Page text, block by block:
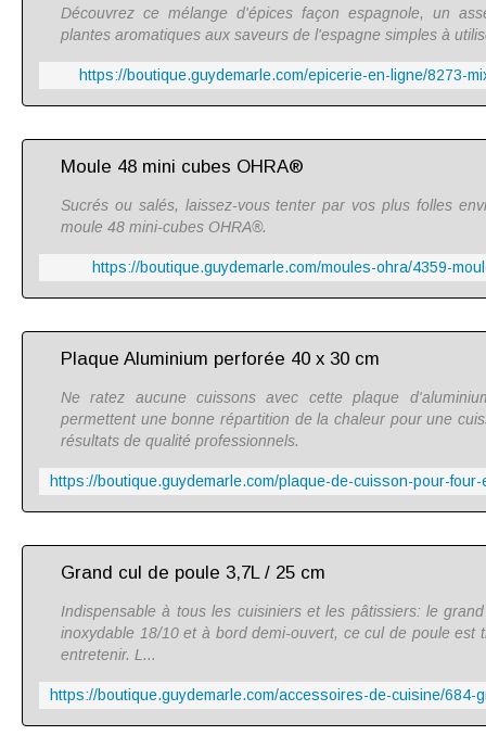
Découvrez ce mélange d'épices façon espagnole, un
plantes aromatiques aux saveurs de l'espagne simples à
https://boutique.guydemarle.com/epicerie-en-ligne/8273-
Moule 48 mini cubes OHRA®
Sucrés ou salés, laissez-vous tenter par vos plus folles
moule 48 mini-cubes OHRA®.
https://boutique.guydemarle.com/moules-ohra/4359-
Plaque Aluminium perforée 40 x 30 cm
Ne ratez aucune cuissons avec cette plaque
permettent une bonne répartition de la chaleur pour une
résultats de qualité professionnels.
Grand cul de poule 3,7L / 25 cm
Indispensable à tous les cuisiniers et les pâtissiers: le
inoxydable 18/10 et à bord demi-ouvert, ce cul de poule est
entretenir. L...